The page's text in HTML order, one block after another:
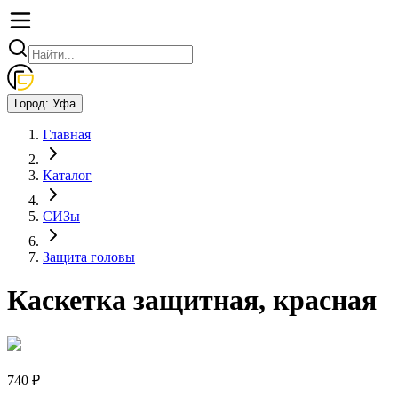
Город: Уфа
Главная
Каталог
СИЗы
Защита головы
Каскетка защитная, красная
740 ₽